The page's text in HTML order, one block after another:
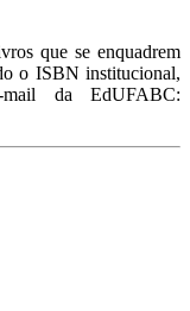
que se enquadrem
o ISBN institucional,
da EdUFABC: